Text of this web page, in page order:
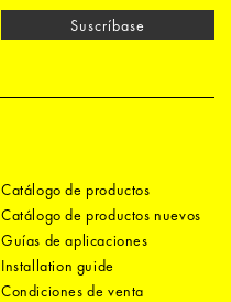
Suscríbase
Catálogo de productos
Catálogo de productos nuevos
Guías de aplicaciones
Installation guide
Condiciones de venta